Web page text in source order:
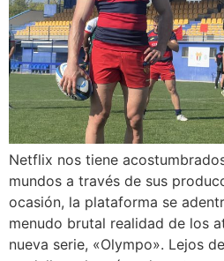
Netflix nos tiene
mundos a través de sus
ocasión, la plataforma se
menudo brutal realidad de los
nueva serie, «Olympo». Lejos